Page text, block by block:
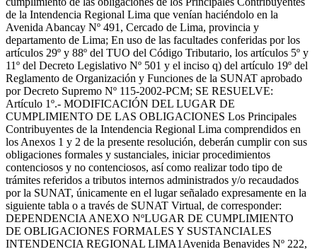
de la Intendencia Regional Lima que venían haciéndolo en la
Avenida Abancay Nº 491, Cercado de Lima, provincia y
departamento de Lima; En uso de las facultades conferidas por los
artículos 29º y 88º del TUO del Código Tributario, los artículos 5º y
11º del Decreto Legislativo Nº 501 y el inciso q) del artículo 19º del
Reglamento de Organización y Funciones de la SUNAT aprobado
por Decreto Supremo Nº 115-2002-PCM; SE RESUELVE:
Artículo 1º.- MODIFICACIÓN DEL LUGAR DE
CUMPLIMIENTO DE LAS OBLIGACIONES Los Principales
Contribuyentes de la Intendencia Regional Lima comprendidos en
los Anexos 1 y 2 de la presente resolución, deberán cumplir con sus
obligaciones formales y sustanciales, iniciar procedimientos
contenciosos y no contenciosos, así como realizar todo tipo de
trámites referidos a tributos internos administrados y/o recaudados
por la SUNAT, únicamente en el lugar señalado expresamente en la
siguiente tabla o a través de SUNAT Virtual, de corresponder:
DEPENDENCIA ANEXO NºLUGAR DE CUMPLIMIENTO
DE OBLIGACIONES FORMALES Y SUSTANCIALES
INTENDENCIA REGIONAL LIMA1Avenida Benavides Nº 222,